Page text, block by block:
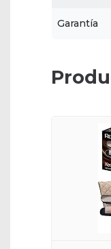
Garantía